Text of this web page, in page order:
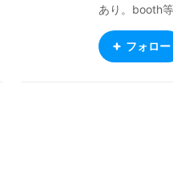
あり。booth
タイプのプロ
ー様のママパ
フォロー